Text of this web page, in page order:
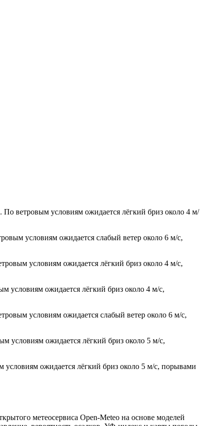
По ветровым условиям ожидается лёгкий бриз около 4 м/
условиям ожидается слабый ветер около 6 м/с,
условиям ожидается лёгкий бриз около 4 м/с,
условиям ожидается лёгкий бриз около 4 м/с,
условиям ожидается слабый ветер около 6 м/с,
условиям ожидается лёгкий бриз около 5 м/с,
условиям ожидается лёгкий бриз около 5 м/с, порывами
метеосервиса Open-Meteo на основе моделей